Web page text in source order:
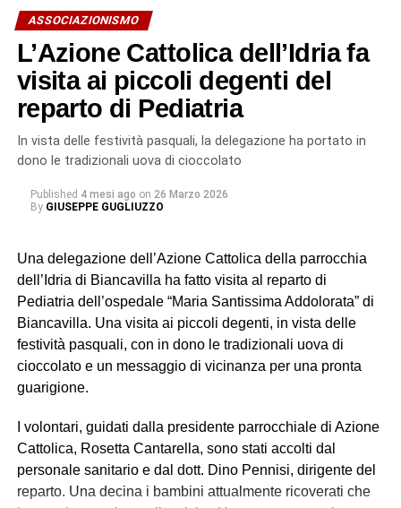
prende parte allo sceneggiato “L’onore e il rispetto” diretto
da Salvatore Samperi. Nel 2007 entra nel cast della serie
“La squadra”, interpretando il ruolo di Nera Sardelli.
Esperienze che delineano un profilo artistico solido,
costruito tra cinema e televisione.
Rara e magnetica, Ornella Giusto incarna un’idea di arte
che affonda le radici nella propria terra per aprirsi al
fascino: una recitazione capace di essere insieme
L’Accademia, riferimento
culturale
L’appuntamento di Biancavilla si inserisce nel calendario
di attività che l’associazione porta avanti da ben sedici
anni, confermandosi come uno dei punti di riferimento
L’esibizione dell’attrice è stata preceduta dall’incontro con
del geologo Silvio Nucifora (che ha parlato dei rischi e
della pericolosità geologica del nostro territorio nel suo
ASSOCIAZIONISMO
L’Azione Cattolica dell’Idria fa
visita ai piccoli degenti del
reparto di Pediatria
In vista delle festività pasquali, la delegazione ha portato in
dono le tradizionali uova di cioccolato
Published 4 mesi ago on 26 Marzo 2026
By GIUSEPPE GUGLIUZZO
Una delegazione dell’Azione Cattolica della parrocchia
dell’Idria di Biancavilla ha fatto visita al reparto di
Pediatria dell’ospedale “Maria Santissima Addolorata” di
Biancavilla. Una visita ai piccoli degenti, in vista delle
festività pasquali, con in dono le tradizionali uova di
cioccolato e un messaggio di vicinanza per una pronta
guarigione.
I volontari, guidati dalla presidente parrocchiale di Azione
Cattolica, Rosetta Cantarella, sono stati accolti dal
personale sanitario e dal dott. Dino Pennisi, dirigente del
reparto. Una decina i bambini attualmente ricoverati che